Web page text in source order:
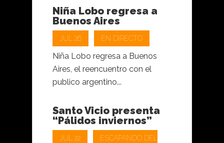
Niña Lobo regresa a
Buenos Aires
JUL 26 EN DIRECTO
Niña Lobo regresa a Buenos
Aires, el reencuentro con el
publico argentino...
Santo Vicio presenta
“Pálidos inviernos”
JUL 22
ESCAPANDO DEL